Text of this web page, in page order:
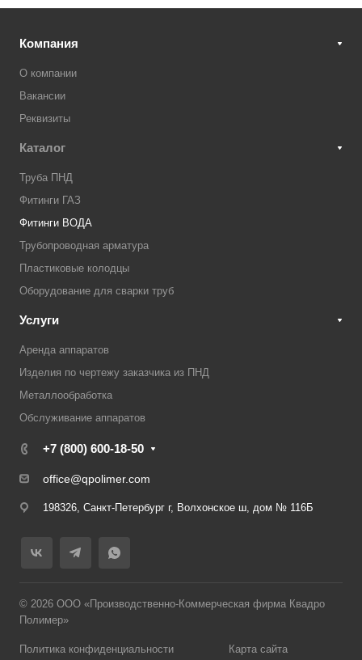
Компания
О компании
Вакансии
Реквизиты
Каталог
Труба ПНД
Фитинги ГАЗ
Фитинги ВОДА
Трубопроводная арматура
Пластиковые колодцы
Оборудование для сварки труб
Услуги
Аренда аппаратов
Изделия по чертежу заказчика из ПНД
Металлообработка
Обслуживание аппаратов
+7 (800) 600-18-50
office@qpolimer.com
198326, Санкт-Петербург г, Волхонское ш, дом № 116Б
© 2026 ООО «Производственно-Коммерческая фирма Квадро
Полимер»
Политика конфиденциальности Карта сайта